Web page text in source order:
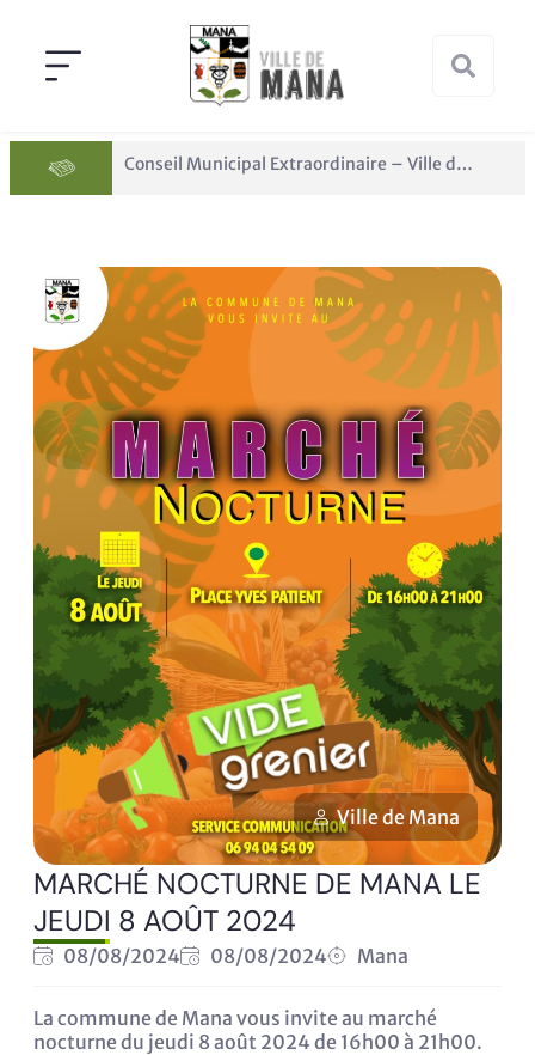
Conseil Municipal Extraordinaire – Ville de Mana du 05 juin 2026
Ville de Mana
MARCHÉ NOCTURNE DE MANA LE
JEUDI 8 AOÛT 2024
08/08/2024 08/08/2024 Mana
La commune de Mana vous invite au marché
nocturne du jeudi 8 août 2024 de 16h00 à 21h00.